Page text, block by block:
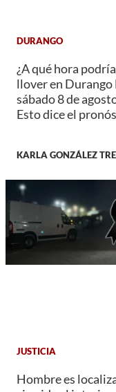
DURANGO
¿A qué hora podría
llover en Durango
sábado 8 de
Esto dice el
KARLA GONZÁLEZ
JUSTICIA
Hombre es